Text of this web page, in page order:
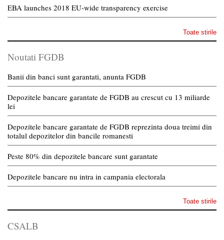
EBA launches 2018 EU-wide transparency exercise
Toate stirile
Noutati FGDB
Banii din banci sunt garantati, anunta FGDB
Depozitele bancare garantate de FGDB au crescut cu 13 miliarde
lei
Depozitele bancare garantate de FGDB reprezinta doua treimi din
totalul depozitelor din bancile romanesti
Peste 80% din depozitele bancare sunt garantate
Depozitele bancare nu intra in campania electorala
Toate stirile
CSALB